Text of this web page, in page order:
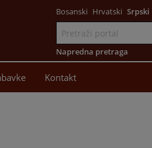
Bosanski Hrvatski Srpski
Napredna pretraga
Kontakt